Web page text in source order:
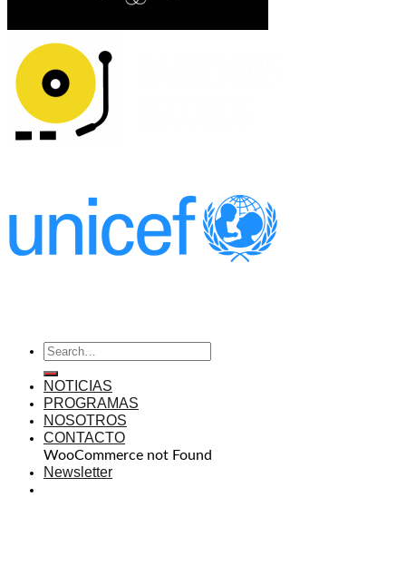
NOTICIAS
PROGRAMAS
NOSOTROS
CONTACTO
WooCommerce not Found
Newsletter